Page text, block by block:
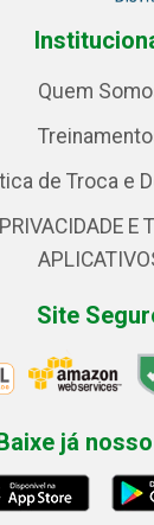
Quem
de Troca e
E
Site
Baixe já